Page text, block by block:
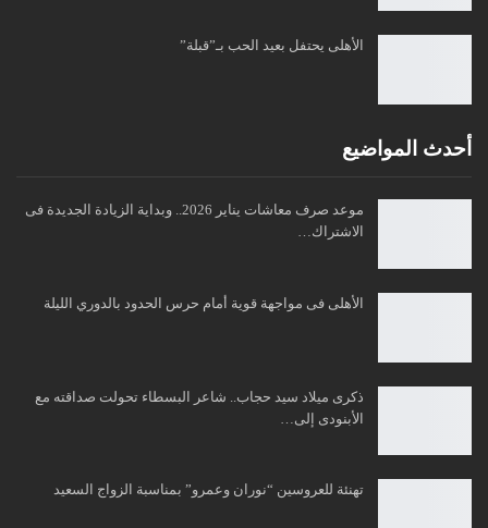
الأهلى يحتفل بعيد الحب بـ”قبلة”
أحدث المواضيع
موعد صرف معاشات يناير 2026.. وبداية الزيادة الجديدة فى
الاشتراك…
الأهلى فى مواجهة قوية أمام حرس الحدود بالدوري الليلة
ذكرى ميلاد سيد حجاب.. شاعر البسطاء تحولت صداقته مع
الأبنودى إلى…
تهنئة للعروسين “نوران وعمرو” بمناسبة الزواج السعيد